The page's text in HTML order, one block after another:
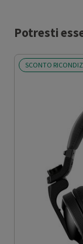
Potresti
SCONTO